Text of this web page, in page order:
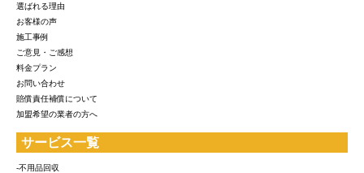
選ばれる理由
お客様の声
施工事例
ご意見・ご感想
料金プラン
お問い合わせ
賠償責任補償について
加盟希望の業者の方へ
サービス一覧
-不用品回収